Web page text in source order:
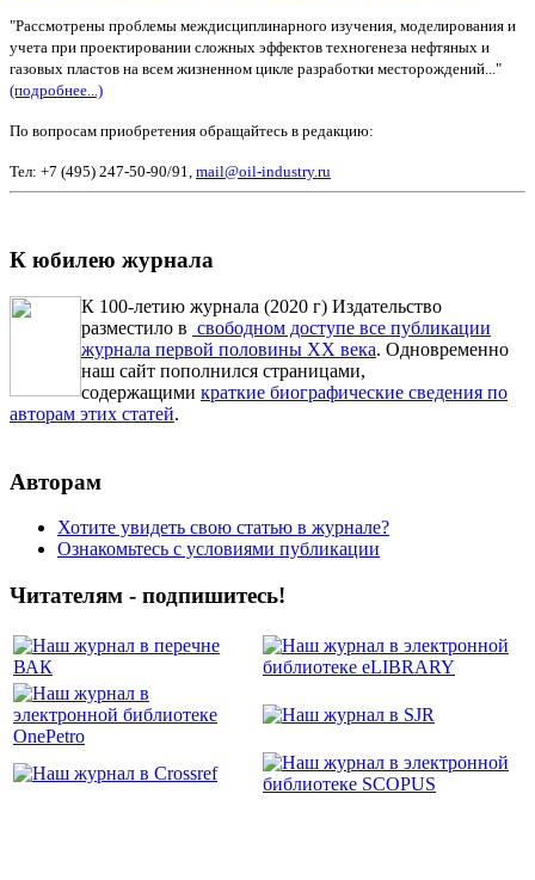
"Рассмотрены проблемы междисциплинарного изучения, моделирования и
учета при проектировании сложных эффектов техногенеза нефтяных и
газовых пластов на всем жизненном цикле разработки месторождений..."
(подробнее...)
По вопросам приобретения обращайтесь в редакцию:
Тел: +7 (495) 247-50-90/91, mail@oil-industry.ru
К юбилею журнала
К 100-летию журнала (2020 г) Издательство
разместило в свободном доступе все публикации
журнала первой половины ХХ века. Одновременно
наш сайт пополнился страницами,
содержащими краткие биографические сведения по
авторам этих статей.
Авторам
Хотите увидеть свою статью в журнале?
Ознакомьтесь с условиями публикации
Читателям - подпишитесь!